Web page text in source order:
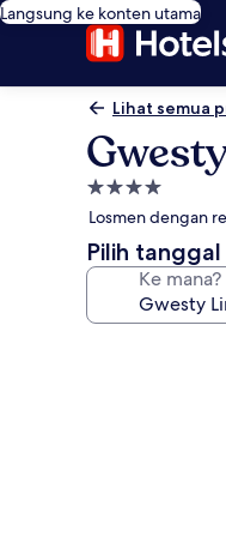
Langsung ke konten utama
Lihat semua
Properti
bintang
4.0
Losmen dengan
Pilih
Ke mana?